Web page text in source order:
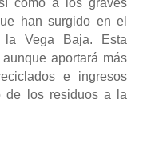
como a los graves
han surgido en el
la Vega Baja. Esta
aportará más
e ingresos
de los residuos a la